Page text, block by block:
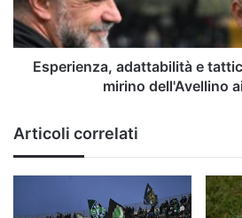
nel
mirino
dell'Avellino
Esperienza, adattabilità e
mirino dell'Avellino
Articoli correlati